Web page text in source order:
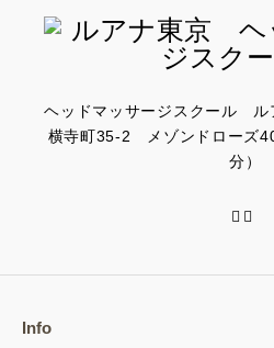
ヘッドマッサージスクール ル
横寺町35-2 メゾンドローズ
分）
Info